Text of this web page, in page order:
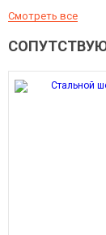
Смотреть все